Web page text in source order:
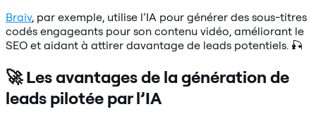
Braiv, par exemple, utilise l’IA pour générer des sous-titres
codés engageants pour son contenu vidéo, améliorant le
SEO et aidant à attirer davantage de leads potentiels. 🎣
🚀 Les avantages de la génération de
leads pilotée par l’IA